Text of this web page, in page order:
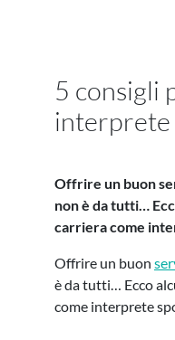
5 consigli
Offrire un buon
non è da tutti…
carriera come
Offrire un buon
è da tutti… Ecco
come interprete